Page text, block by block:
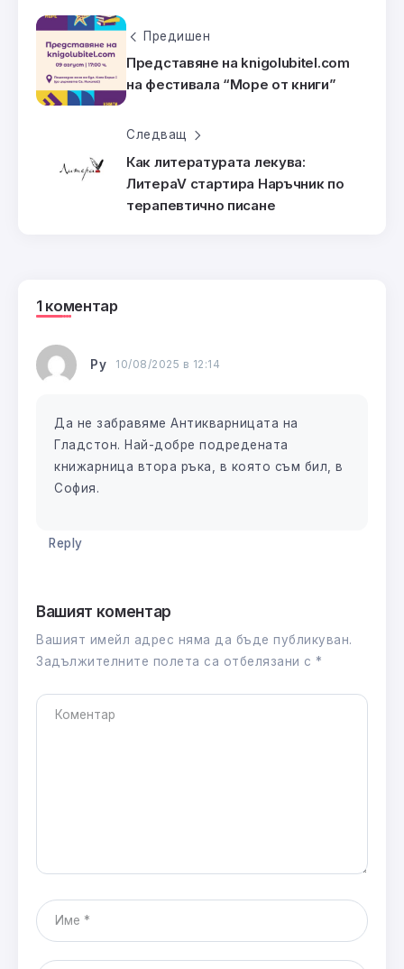
Предишен
Представяне на knigolubitel.com
на фестивала “Море от книги”
Следващ
Как литературата лекува:
ЛитераV стартира Наръчник по
терапевтично писане
1 коментар
Ру 10/08/2025 в 12:14
Да не забравяме Антикварницата на
Гладстон. Най-добре подредената
книжарница втора ръка, в която съм бил, в
София.
Reply
Вашият коментар
Вашият имейл адрес няма да бъде публикуван.
Задължителните полета са отбелязани с *